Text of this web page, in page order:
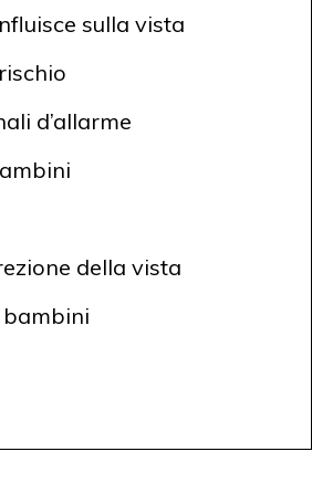
sulla vista
d’allarme
della vista
bambini